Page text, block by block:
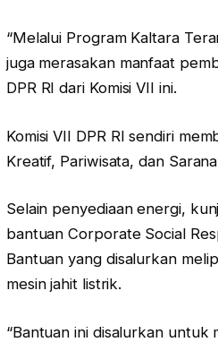
“Melalui Program Kaltara
juga merasakan manfaat
DPR RI dari Komisi VII ini.
Komisi VII DPR RI sendiri
Kreatif, Pariwisata, dan
Selain penyediaan energi,
bantuan Corporate Social
Bantuan yang disalurkan
mesin jahit listrik.
“Bantuan ini disalurkan